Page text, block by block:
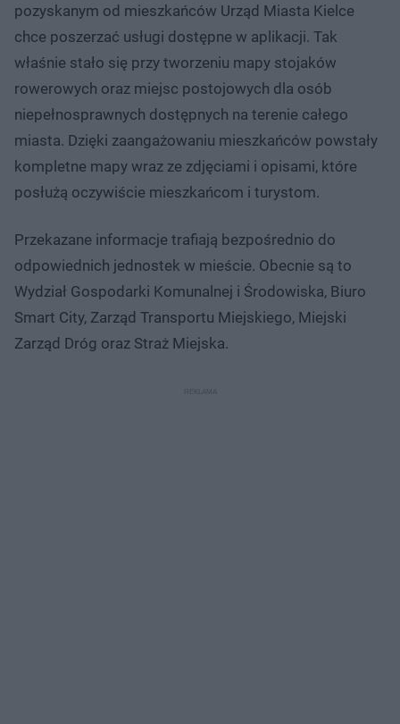
pozyskanym od mieszkańców Urząd Miasta Kielce
chce poszerzać usługi dostępne w aplikacji. Tak
właśnie stało się przy tworzeniu mapy stojaków
rowerowych oraz miejsc postojowych dla osób
niepełnosprawnych dostępnych na terenie całego
miasta. Dzięki zaangażowaniu mieszkańców powstały
kompletne mapy wraz ze zdjęciami i opisami, które
posłużą oczywiście mieszkańcom i turystom.
Przekazane informacje trafiają bezpośrednio do
odpowiednich jednostek w mieście. Obecnie są to
Wydział Gospodarki Komunalnej i Środowiska, Biuro
Smart City, Zarząd Transportu Miejskiego, Miejski
Zarząd Dróg oraz Straż Miejska.